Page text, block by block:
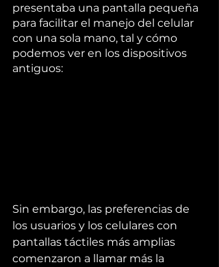
presentaba una pantalla pequeña
para facilitar el manejo del celular
con una sola mano, tal y cómo
podemos ver en los dispositivos
antiguos:
Sin embargo, las preferencias de
los usuarios y los celulares con
pantallas táctiles más amplias
comenzaron a llamar más la